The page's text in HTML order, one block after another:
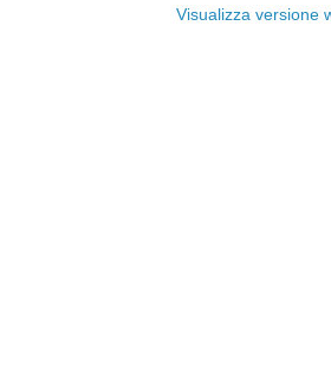
Visualizza versione